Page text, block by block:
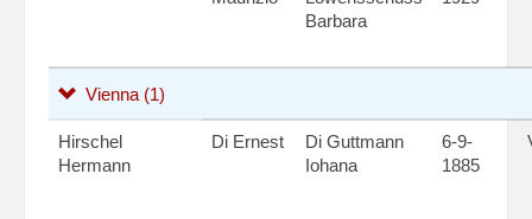
Barbara
Vienna (1)
Hirschel
Hermann
Di Ernest
Di Guttmann
Iohana
6-9-
1885